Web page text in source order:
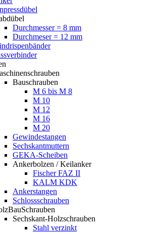
Durchmesser = 8 mm
Durchmeser = 12 mm
Bauschrauben
M 6 bis M 8
M 10
M 12
M 16
M 20
Gewindestangen
Sechskantmuttern
GEKA-Scheiben
Ankerbolzen / Keilanker
Fischer FAZ II
KALM KDK
Ankerstangen
Schlossschrauben
Sechskant-Holzschrauben
Stahl verzinkt